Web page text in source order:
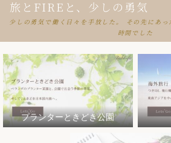
旅とFIREと、少しの勇気
少しの勇気で働く日々を手放した。 その先にあ
時間でした
プランターときどき公園